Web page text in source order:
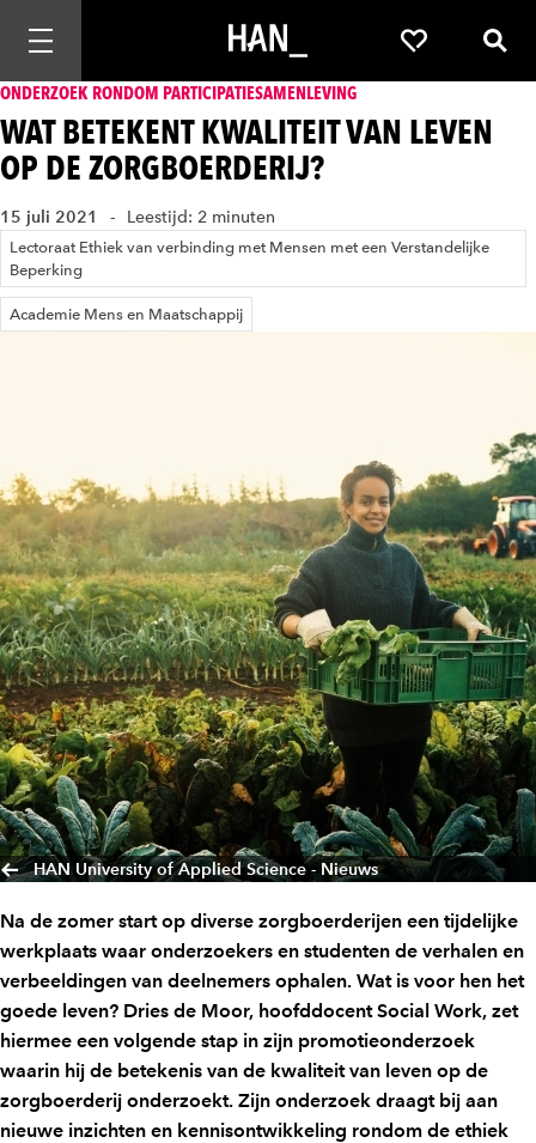
Mobiele navigatie openen Favorieten
ONDERZOEK RONDOM PARTICIPATIESAMENLEVING
WAT BETEKENT KWALITEIT VAN LEVEN
OP DE ZORGBOERDERIJ?
15 juli 2021 Leestijd: 2 minuten
Lectoraat Ethiek van verbinding met Mensen met een Verstandelijke
Beperking
Academie Mens en Maatschappij
HAN University of Applied Science - Nieuws
Na de zomer start op diverse zorgboerderijen een tijdelijke
werkplaats waar onderzoekers en studenten de verhalen en
verbeeldingen van deelnemers ophalen. Wat is voor hen het
goede leven? Dries de Moor, hoofddocent Social Work, zet
hiermee een volgende stap in zijn promotieonderzoek
waarin hij de betekenis van de kwaliteit van leven op de
zorgboerderij onderzoekt. Zijn onderzoek draagt bij aan
nieuwe inzichten en kennisontwikkeling rondom de ethiek